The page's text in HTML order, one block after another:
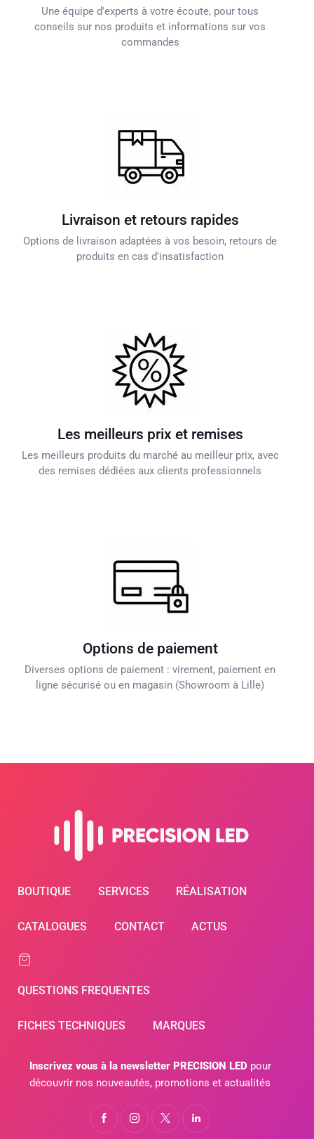
Une équipe d'experts à votre écoute, pour tous
conseils sur nos produits et informations sur vos
commandes
Livraison et retours rapides
Options de livraison adaptées à vos besoin, retours de
produits en cas d'insatisfaction
Les meilleurs prix et remises
Les meilleurs produits du marché au meilleur prix, avec
des remises dédiées aux clients professionnels
Options de paiement
Diverses options de paiement : virement, paiement en
ligne sécurisé ou en magasin (Showroom à Lille)
BOUTIQUE SERVICES RÉALISATION
CATALOGUES CONTACT ACTUS
QUESTIONS FREQUENTES
FICHES TECHNIQUES MARQUES
Inscrivez vous à la newsletter PRECISION LEDpour
découvrir nos nouveautés, promotions et actualités